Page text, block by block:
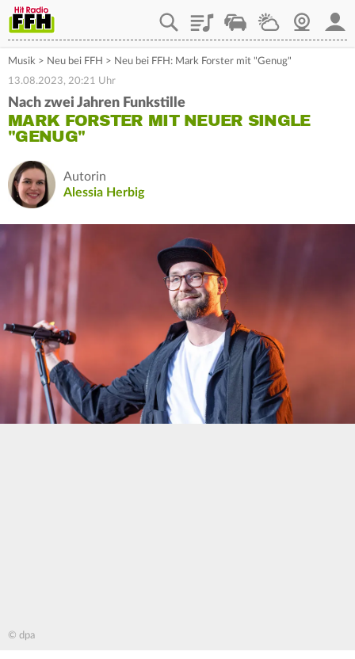
PlaylistStaupilotWetterWebcam
Musik > Neu bei FFH > Neu bei FFH: Mark Forster mit "Genug"
13.08.2023, 20:21 Uhr
Nach zwei Jahren Funkstille
MARK FORSTER MIT NEUER SINGLE
"GENUG"
Autorin
Alessia Herbig
© dpa